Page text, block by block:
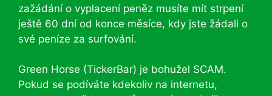
zažádání o vyplacení peněz musíte mít strpení
ještě 60 dní od konce měsíce, kdy jste žádali o
své peníze za surfování.
Green Horse (TickerBar) je bohužel SCAM.
Pokud se podíváte kdekoliv na internetu,